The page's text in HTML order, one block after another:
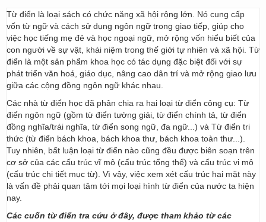
Từ điển là loại sách có chức năng xã hội rộng lớn. Nó cung cấp
vốn từ ngữ và cách sử dụng ngôn ngữ trong giao tiếp, giúp cho
việc học tiếng mẹ đẻ và học ngoại ngữ, mở rộng vốn hiểu biết của
con người về sự vật, khái niệm trong thế giới tự nhiên và xã hội. Từ
điển là một sản phẩm khoa học có tác dụng đặc biệt đối với sự
phát triển văn hoá, giáo dục, nâng cao dân trí và mở rộng giao lưu
giữa các cộng đồng ngôn ngữ khác nhau.
Các nhà từ điển học đã phân chia ra hai loại từ điển công cụ: Từ
điển ngôn ngữ (gồm từ điển tường giải, từ điển chính tả, từ điển
đồng nghĩa/trái nghĩa, từ điển song ngữ, đa ngữ...) và Từ điển tri
thức (từ điển bách khoa, bách khoa thư, bách khoa toàn thư...).
Tuy nhiên, bất luận loại từ điển nào cũng đều được biên soạn trên
cơ sở của các cấu trúc vĩ mô (cấu trúc tổng thể) và cấu trúc vi mô
(cấu trúc chi tiết mục từ). Vì vậy, việc xem xét cấu trúc hai mặt này
là vấn đề phải quan tâm tới mọi loại hình từ điển của nước ta hiện
nay.
Các cuốn từ điển tra cứu ở đây, được tham khảo từ các